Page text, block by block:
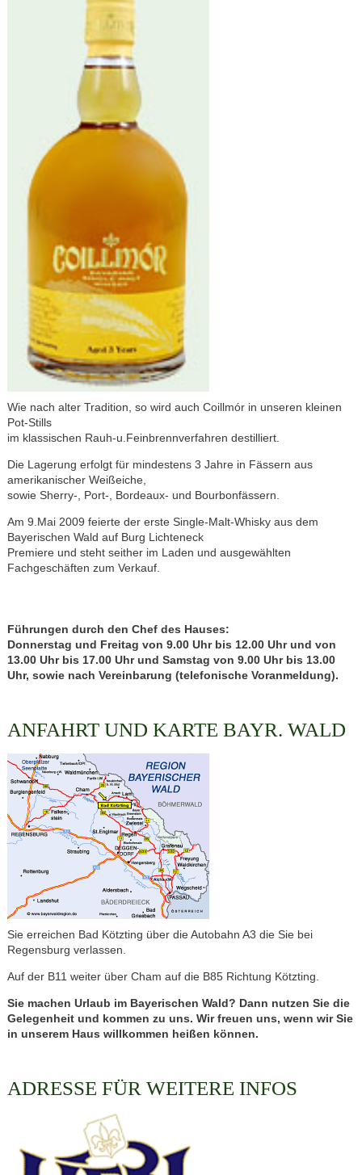
Wie nach alter Tradition, so wird auch Coillmór in unseren kleinen
Pot-Stills
im klassischen Rauh-u.Feinbrennverfahren destilliert.
Die Lagerung erfolgt für mindestens 3 Jahre in Fässern aus
amerikanischer Weißeiche,
sowie Sherry-, Port-, Bordeaux- und Bourbonfässern.
Am 9.Mai 2009 feierte der erste Single-Malt-Whisky aus dem
Bayerischen Wald auf Burg Lichteneck
Premiere und steht seither im Laden und ausgewählten
Fachgeschäften zum Verkauf.
Führungen durch den Chef des Hauses:
Donnerstag und Freitag von 9.00 Uhr bis 12.00 Uhr und von
13.00 Uhr bis 17.00 Uhr und Samstag von 9.00 Uhr bis 13.00
Uhr, sowie nach Vereinbarung (telefonische Voranmeldung).
ANFAHRT UND KARTE BAYR. WALD
Sie erreichen Bad Kötzting über die Autobahn A3 die Sie bei
Regensburg verlassen.
Auf der B11 weiter über Cham auf die B85 Richtung Kötzting.
Sie machen Urlaub im Bayerischen Wald? Dann nutzen Sie die
Gelegenheit und kommen zu uns. Wir freuen uns, wenn wir Sie
in unserem Haus willkommen heißen können.
ADRESSE FÜR WEITERE INFOS